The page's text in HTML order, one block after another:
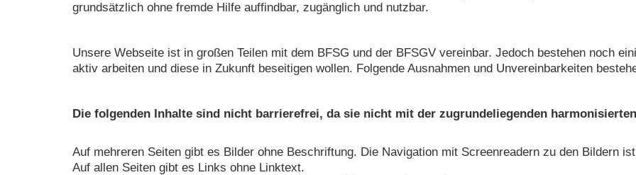
grundsätzlich ohne fremde Hilfe auffindbar, zugänglich und nutzbar.
Unsere Webseite ist in großen Teilen mit dem BFSG und der BFSGV vereinbar. Jedoch bestehen noch
aktiv arbeiten und diese in Zukunft beseitigen wollen. Folgende Ausnahmen und Unvereinbarkeiten
Die folgenden Inhalte sind nicht barrierefrei, da sie nicht mit der zugrundeliegenden
Auf mehreren Seiten gibt es Bilder ohne Beschriftung. Die Navigation mit Screenreadern zu den Bildern
Auf allen Seiten gibt es Links ohne Linktext.